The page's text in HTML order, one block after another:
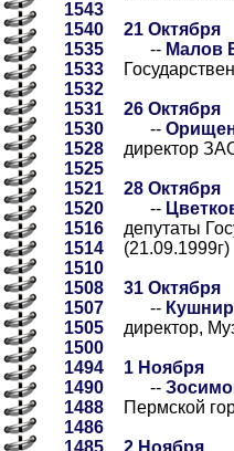
1543
1540
1535
1533
1532
1531
1530
1528
1525
1521
1520
1516
1514
1510
1508
1507
1505
1500
1494
1490
1488
1486
21 Октября
-- Малов
26 Октября
--
директор
28 Октября
--
депутаты
(21.09.1999г)
31 Октября
--
директор,
1 Ноября
--
Пермской